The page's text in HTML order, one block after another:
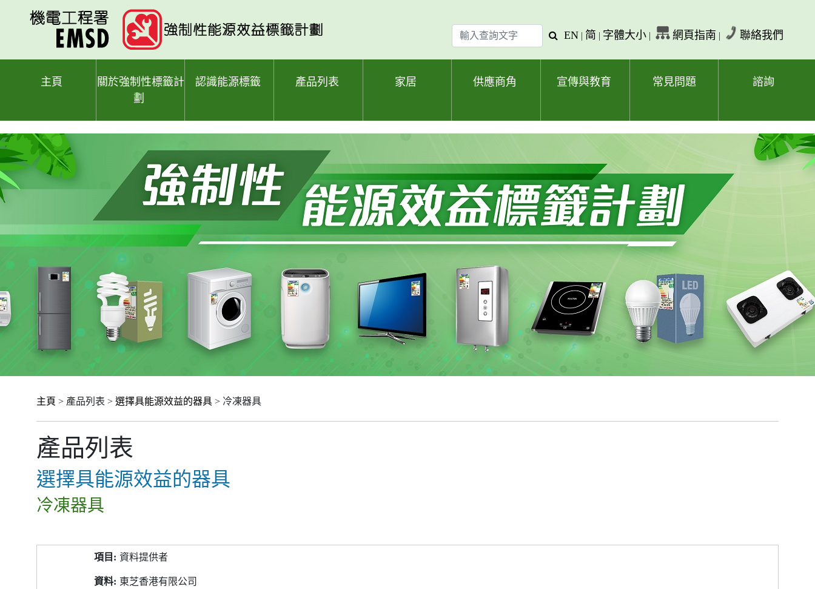
輸
入
查
查
字
EN | 简 | 字體大小 | 網頁指南 | 聯絡我們
主頁
關於強制性標籤計
劃
認識能源標籤 產品列表 家居 供應商角 宣傳與教育 常見問題 諮詢
主頁 > 產品列表 > 選擇具能源效益的器具 > 冷凍器具
產品列表
選擇具能源效益的器具
冷凍器具
資料提供者
東芝香港有限公司